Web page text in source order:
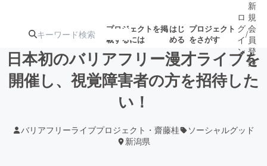
プロジェクトを掲
載するには
はじ
める
プロジェクト
をさがす
注目の新着プロ
ロ
グ
イ
ン
/
新
規
会
員
登
録
日本初のバリアフリー漫才ライブを
開催し、視覚障害者の方を招待した
い！
バリアフリーライブプロジェクト・齋藤桂
ソーシャルグッド
新潟県